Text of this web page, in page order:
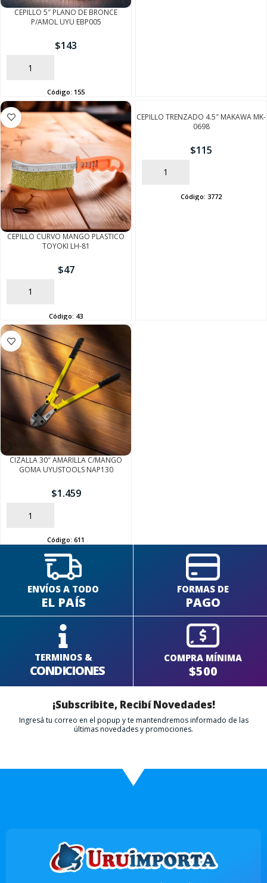
CEPILLO 5″ PLANO DE BRONCE
P/AMOL UYU EBP005
$143
AÑADIR
Código: 155
CEPILLO CURVO MANGO PLASTICO
TOYOKI LH-81
$47
AÑADIR
Código: 43
CEPILLO TRENZADO 4.5″ MAKAWA MK-
0698
$115
AÑADIR
Código: 3772
CIZALLA 30″ AMARILLA C/MANGO
GOMA UYUSTOOLS NAP130
$1.459
AÑADIR
Código: 611
ENVÍOS A TODO
EL PAÍS
FORMAS DE
PAGO
TERMINOS &
CONDICIONES
COMPRA MÍNIMA
$500
¡Subscribite, Recibí Novedades!
Ingresá tu correo en el popup y te mantendremos informado de las
últimas novedades y promociones.